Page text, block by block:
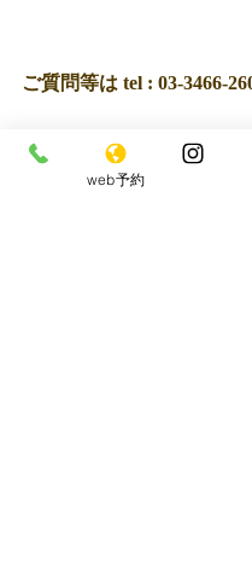
ご質問等は tel : 03-3466-
web予約